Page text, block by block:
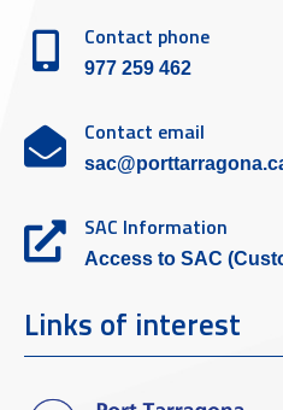
Contact phone
977 259 462
Contact email
SAC Information
Access to SAC
Links of interest